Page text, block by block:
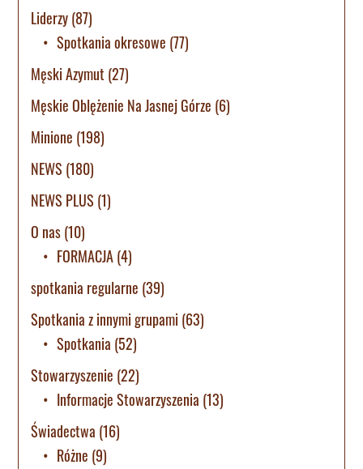
Liderzy(87)
Spotkania okresowe (77)
Męski Azymut (27)
Męskie Oblężenie Na Jasnej Górze (6)
Minione (198)
NEWS (180)
NEWS PLUS (1)
O nas(10)
FORMACJA(4)
spotkania regularne (39)
Spotkania z innymi grupami (63)
Spotkania (52)
Stowarzyszenie (22)
Informacje Stowarzyszenia (13)
Świadectwa (16)
Różne (9)